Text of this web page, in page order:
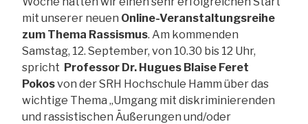
mit unserer neuen Online-Veranstaltungsreihe
zum Thema Rassismus. Am kommenden
Samstag, 12. September, von 10.30 bis 12 Uhr,
spricht Professor Dr. Hugues Blaise Feret
Pokosvon der SRH Hochschule Hamm über das
wichtige Thema „Umgang mit diskriminierenden
und rassistischen Äußerungen und/oder